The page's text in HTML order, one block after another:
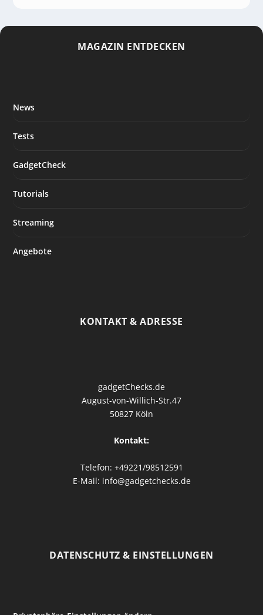
MAGAZIN ENTDECKEN
News
Tests
GadgetCheck
Tutorials
Streaming
Angebote
KONTAKT & ADRESSE
gadgetChecks.de
August-von-Willich-Str.47
50827 Köln
Kontakt:
Telefon: +49221/98512591
E-Mail: info@gadgetchecks.de
DATENSCHUTZ & EINSTELLUNGEN